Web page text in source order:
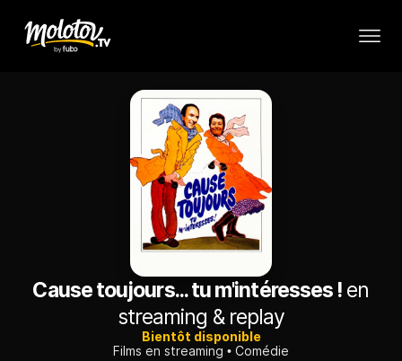
Cause toujours... tu m'intéresses ! en
streaming & replay
Bientôt disponible
Films en streaming
Comédie